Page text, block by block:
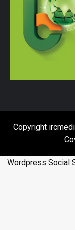
Copyright
Wordpress Social